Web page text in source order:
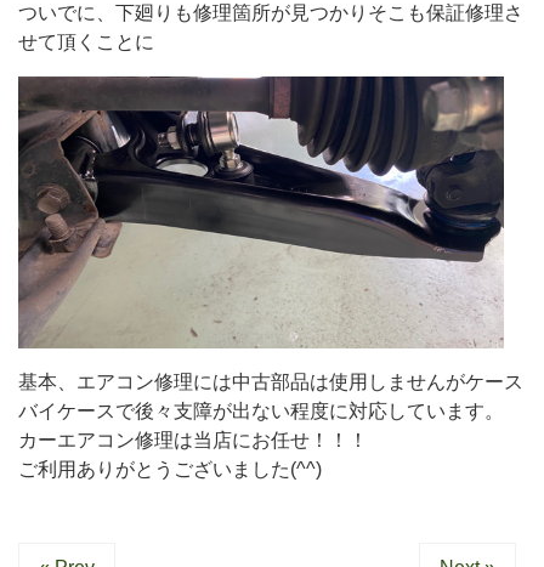
ついでに、下廻りも修理箇所が見つかりそこも保証修理さ
せて頂くことに
基本、エアコン修理には中古部品は使用しませんがケース
バイケースで後々支障が出ない程度に対応しています。
カーエアコン修理は当店にお任せ！！！
ご利用ありがとうございました(^^)